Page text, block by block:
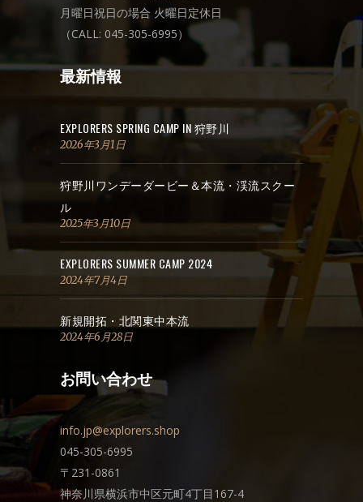
月曜日祝日の場合 火曜日定休日
（CALL: 045-305-6995）
最新情報
EXPLORERS SPRING CAMP IN 狩野川
2026年3月1日
狩野川ワンデーダービー＆本流・渓流スクー
ル
2025年3月10日
EXPLORERS SUMMER CAMP 2024
2024年7月4日
新規開拓・北関東中本流
2024年6月28日
お問い合わせ
info.jp@explorers.shop
045-305-6995
〒231-0861
神奈川県横浜市中区元町4丁目167-4